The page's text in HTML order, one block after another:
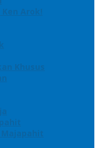
Ken Arok!
Khusus
Majapahit